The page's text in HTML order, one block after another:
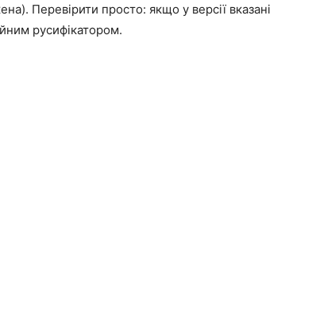
Перевірити просто: якщо у версії вказані
русифікатором.